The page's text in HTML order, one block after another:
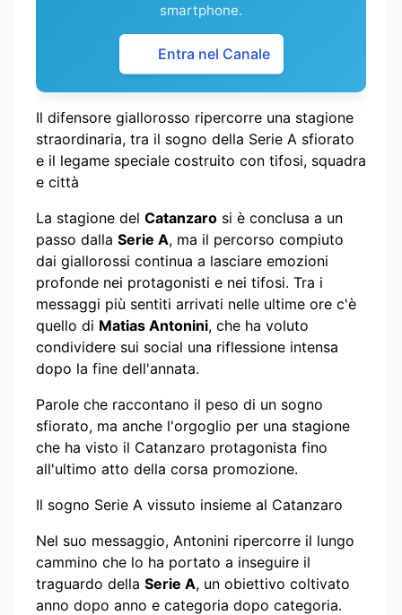
smartphone.
Entra nel Canale
Il difensore giallorosso ripercorre una stagione
straordinaria, tra il sogno della Serie A sfiorato
e il legame speciale costruito con tifosi, squadra
e città
La stagione del Catanzaro si è conclusa a un
passo dalla Serie A, ma il percorso compiuto
dai giallorossi continua a lasciare emozioni
profonde nei protagonisti e nei tifosi. Tra i
messaggi più sentiti arrivati nelle ultime ore c'è
quello di Matias Antonini, che ha voluto
condividere sui social una riflessione intensa
dopo la fine dell'annata.
Parole che raccontano il peso di un sogno
sfiorato, ma anche l'orgoglio per una stagione
che ha visto il Catanzaro protagonista fino
all'ultimo atto della corsa promozione.
Il sogno Serie A vissuto insieme al Catanzaro
Nel suo messaggio, Antonini ripercorre il lungo
cammino che lo ha portato a inseguire il
traguardo della Serie A, un obiettivo coltivato
anno dopo anno e categoria dopo categoria.